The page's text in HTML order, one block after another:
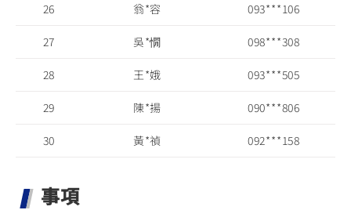
26 翁*容 093***106
27 吳*憪 098***308
28 王*娥 093***505
29 陳*揚 090***806
30 黃*禎 092***158
事項